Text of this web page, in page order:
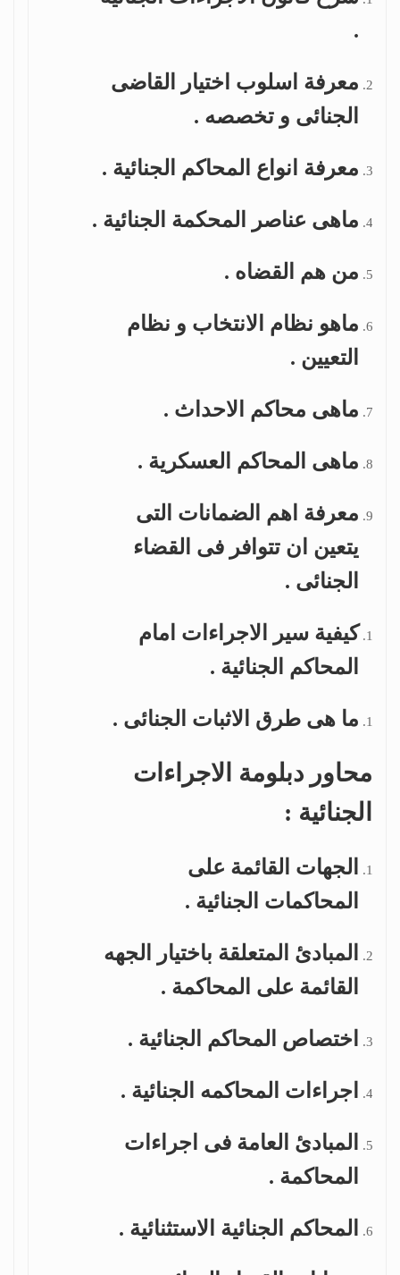
.
معرفة اسلوب اختيار القاضى
الجنائى و تخصصه .
معرفة انواع المحاكم الجنائية .
ماهى عناصر المحكمة الجنائية .
من هم القضاه .
ماهو نظام الانتخاب و نظام
التعيين .
ماهى محاكم الاحداث .
ماهى المحاكم العسكرية .
معرفة اهم الضمانات التى
يتعين ان تتوافر فى القضاء
الجنائى .
كيفية سير الاجراءات امام
المحاكم الجنائية .
ما هى طرق الاثبات الجنائى .
محاور دبلومة الاجراءات
الجنائية :
الجهات القائمة على
المحاكمات الجنائية .
المبادئ المتعلقة باختيار الجهه
القائمة على المحاكمة .
اختصاص المحاكم الجنائية .
اجراءات المحاكمه الجنائية .
المبادئ العامة فى اجراءات
المحاكمة .
المحاكم الجنائية الاستثنائية .